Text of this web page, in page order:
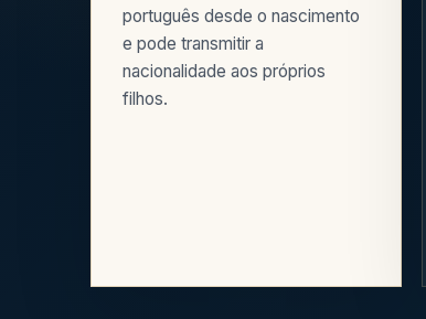
português desde o nascimento
e pode transmitir a
nacionalidade aos próprios
filhos.